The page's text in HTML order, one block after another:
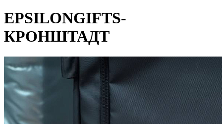
EPSILONGIFTS-
КРОНШТАДТ